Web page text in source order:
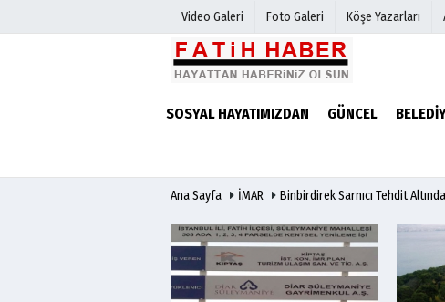
Video Galeri Foto Galeri Köşe Yazarları
SOSYAL HAYATIMIZDAN GÜNCEL
Biyografiler
Ana Sayfa İMAR Binbirdirek Sarnıcı Tehdit Altında